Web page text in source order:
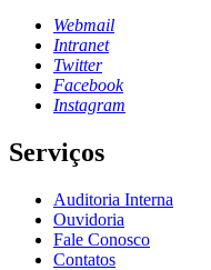
Webmail
Intranet
Twitter
Facebook
Instagram
Serviços
Auditoria Interna
Ouvidoria
Fale Conosco
Contatos